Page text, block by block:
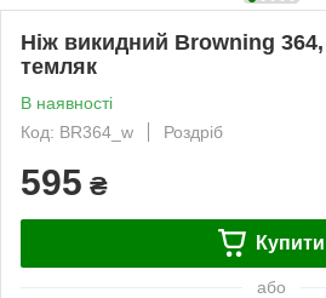
Ніж викидний Browning
темляк
В наявності
Код: BR364_w
Роздріб
595 ₴
Купити
або